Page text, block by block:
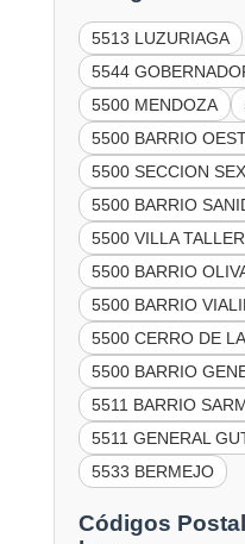
5513 LUZURIAGA
5544
5500 MENDOZA
5500 BARRIO
5500 SECCION
5500 BARRIO
5500 VILLA
5500 BARRIO
5500 BARRIO
5500 CERRO DE
5500 BARRIO
5511 BARRIO
5511 GENERAL
5533 BERMEJO
Códigos